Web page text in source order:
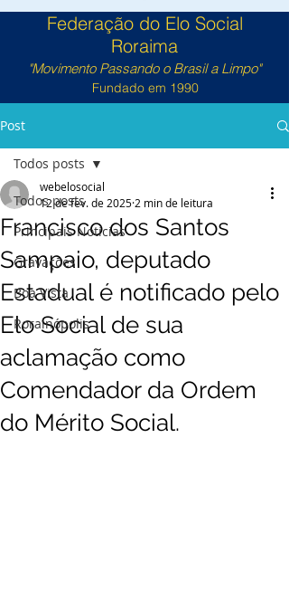
Federação do Elo Social
Roraima
"Movimento Passando o Brasil a Limpo"
Fundado em 1990
Post
Todos posts
Principais Notícias
Gravações
Boa Vista
Rorainópolis
Todos posts
Francisco dos Santos
Sampaio, deputado
Estadual é notificado pelo
Elo Social de sua
aclamação como
Comendador da Ordem
do Mérito Social.
webelosocial
12 de fev. de 2025 2 min de leitura